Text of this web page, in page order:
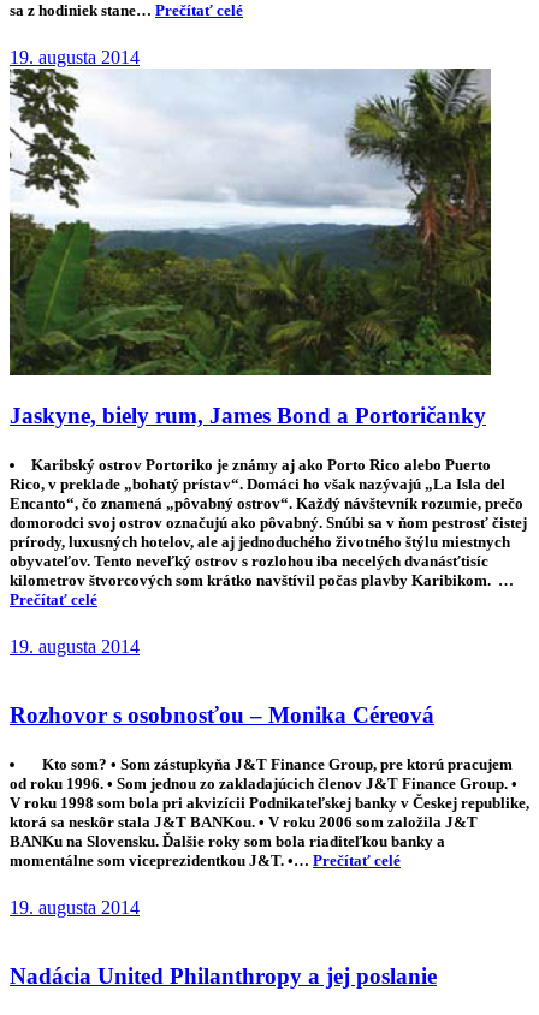
sa z hodiniek stane… Prečítať celé
19. augusta 2014
Jaskyne, biely rum, James Bond a Portoričanky
Karibský ostrov Portoriko je známy aj ako Porto Rico alebo Puerto
Rico, v preklade „bohatý prístav“. Domáci ho však nazývajú „La Isla del
Encanto“, čo znamená „pôvabný ostrov“. Každý návštevník rozumie, prečo
domorodci svoj ostrov označujú ako pôvabný. Snúbi sa v ňom pestrosť čistej
prírody, luxusných hotelov, ale aj jednoduchého životného štýlu miestnych
obyvateľov. Tento neveľký ostrov s rozlohou iba necelých dvanásťtisíc
kilometrov štvorcových som krátko navštívil počas plavby Karibikom. …
Prečítať celé
19. augusta 2014
Rozhovor s osobnosťou – Monika Céreová
Kto som? • Som zástupkyňa J&T Finance Group, pre ktorú pracujem
od roku 1996. • Som jednou zo zakladajúcich členov J&T Finance Group. •
V roku 1998 som bola pri akvizícii Podnikateľskej banky v Českej republike,
ktorá sa neskôr stala J&T BANKou. • V roku 2006 som založila J&T
BANKu na Slovensku. Ďalšie roky som bola riaditeľkou banky a
momentálne som viceprezidentkou J&T. •… Prečítať celé
19. augusta 2014
Nadácia United Philanthropy a jej poslanie